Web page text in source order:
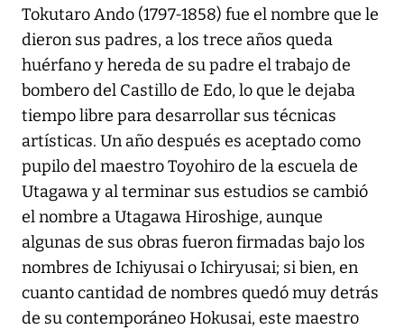
Tokutaro Ando (1797-1858) fue el nombre que le
dieron sus padres, a los trece años queda
huérfano y hereda de su padre el trabajo de
bombero del Castillo de Edo, lo que le dejaba
tiempo libre para desarrollar sus técnicas
artísticas. Un año después es aceptado como
pupilo del maestro Toyohiro de la escuela de
Utagawa y al terminar sus estudios se cambió
el nombre a Utagawa Hiroshige, aunque
algunas de sus obras fueron firmadas bajo los
nombres de Ichiyusai o Ichiryusai; si bien, en
cuanto cantidad de nombres quedó muy detrás
de su contemporáneo Hokusai, este maestro